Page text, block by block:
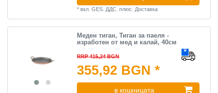
*вкл. GES. ДДС. плюс.Доставка
Меден тиган, Тиган за паеля -
изработен от мед и калай, 40см
RRP 415,24 BGN
355,92 BGN *
в кошницата